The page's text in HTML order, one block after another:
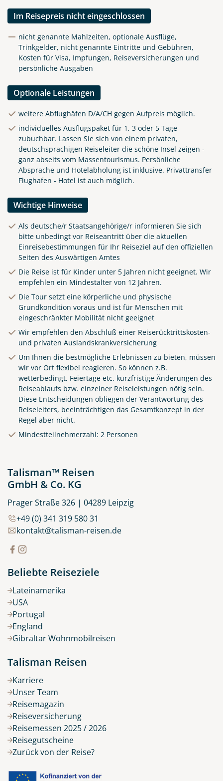
Küste von Madeira nahe
Santana
Im Reisepreis nicht eingeschlossen
nicht genannte Mahlzeiten, optionale Ausflüge,
Trinkgelder, nicht genannte Eintritte und Gebühren,
Kosten für Visa, Impfungen, Reiseversicherungen und
persönliche Ausgaben
Optionale Leistungen
weitere Abflughäfen D/A/CH gegen Aufpreis möglich.
individuelles Ausflugspaket für 1, 3 oder 5 Tage
zubuchbar. Lassen Sie sich von einem privaten,
deutschsprachigen Reiseleiter die schöne Insel zeigen -
ganz abseits vom Massentourismus. Persönliche
Absprache und Hotelabholung ist inklusive. Privattransfer
Flughafen - Hotel ist auch möglich.
Wichtige Hinweise
Als deutsche/r Staatsangehörige/r informieren Sie sich
bitte unbedingt vor Reiseantritt über die aktuellen
Einreisebestimmungen für Ihr Reiseziel auf den offiziellen
Seiten des Auswärtigen Amtes
Die Reise ist für Kinder unter 5 Jahren nicht geeignet. Wir
empfehlen ein Mindestalter von 12 Jahren.
Die Tour setzt eine körperliche und physische
Grundkondition voraus und ist für Menschen mit
eingeschränkter Mobilität nicht geeignet
Wir empfehlen den Abschluß einer Reiserücktrittskosten-
und privaten Auslandskrankversicherung
Um Ihnen die bestmögliche Erlebnissen zu bieten, müssen
wir vor Ort flexibel reagieren. So können z.B.
wetterbedingt, Feiertage etc. kurzfristige Änderungen des
Reiseablaufs bzw. einzelner Reiseleistungen nötig sein.
Diese Entscheidungen obliegen der Verantwortung des
Reiseleiters, beeinträchtigen das Gesamtkonzept in der
Regel aber nicht.
Mindestteilnehmerzahl: 2 Personen
Talisman™ Reisen
GmbH & Co. KG
Prager Straße 326 | 04289 Leipzig
+49 (0) 341 319 580 31
kontakt@talisman-reisen.de
Beliebte Reiseziele
Lateinamerika
USA
Portugal
England
Gibraltar Wohnmobilreisen
Talisman Reisen
Karriere
Unser Team
Reisemagazin
Reiseversicherung
Reisemessen 2025 / 2026
Reisegutscheine
Zurück von der Reise?